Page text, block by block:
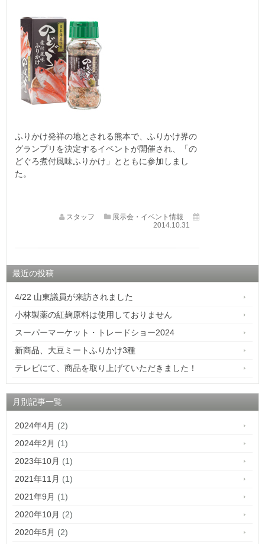
ふりかけ発祥の地とされる熊本で、ふりかけ界の
グランプリを決定するイベントが開催され、「の
どぐろ煮付風味ふりかけ」とともに参加しまし
た。
スタッフ
展示会・イベント情報
2014.10.31
最近の投稿
4/22 山東議員が来訪されました
小林製薬の紅麹原料は使用しておりません
スーパーマーケット・トレードショー2024
新商品、大豆ミートふりかけ3種
テレビにて、商品を取り上げていただきました！
月別記事一覧
2024年4月 (2)
2024年2月 (1)
2023年10月 (1)
2021年11月 (1)
2021年9月 (1)
2020年10月 (2)
2020年5月 (2)